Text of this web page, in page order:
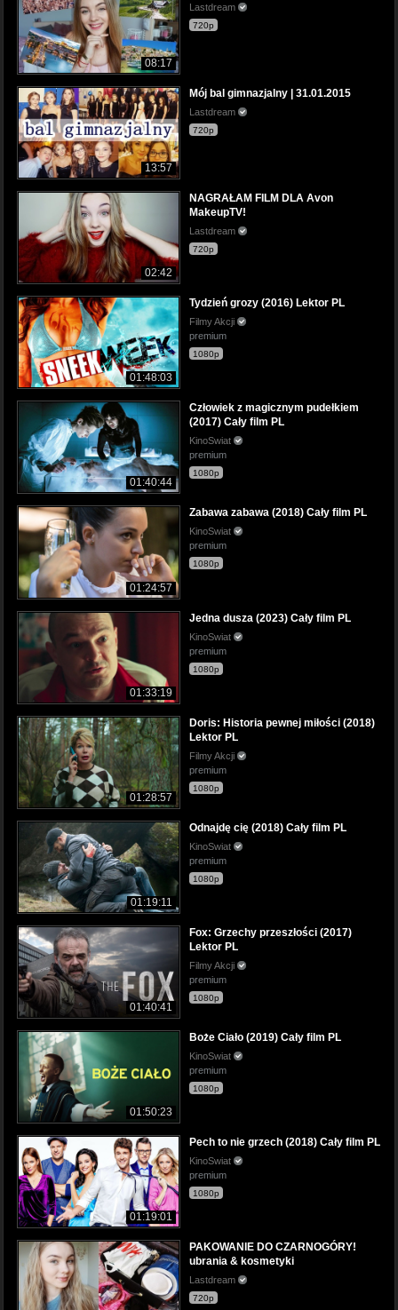
08:17
Lastdream
720p
13:57
Mój bal gimnazjalny | 31.01.2015
Lastdream
720p
02:42
NAGRAŁAM FILM DLA Avon
MakeupTV!
Lastdream
720p
01:48:03
Tydzień grozy (2016) Lektor PL
Filmy Akcji
premium
1080p
01:40:44
Człowiek z magicznym pudełkiem
(2017) Cały film PL
KinoSwiat
premium
1080p
01:24:57
Zabawa zabawa (2018) Cały film PL
KinoSwiat
premium
1080p
01:33:19
Jedna dusza (2023) Cały film PL
KinoSwiat
premium
1080p
01:28:57
Doris: Historia pewnej miłości (2018)
Lektor PL
Filmy Akcji
premium
1080p
01:19:11
Odnajdę cię (2018) Cały film PL
KinoSwiat
premium
1080p
01:40:41
Fox: Grzechy przeszłości (2017)
Lektor PL
Filmy Akcji
premium
1080p
01:50:23
Boże Ciało (2019) Cały film PL
KinoSwiat
premium
1080p
01:19:01
Pech to nie grzech (2018) Cały film PL
KinoSwiat
premium
1080p
PAKOWANIE DO CZARNOGÓRY!
ubrania & kosmetyki
Lastdream
720p